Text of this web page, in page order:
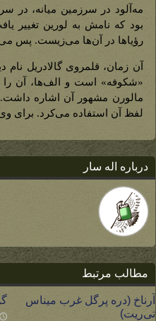
مه‌آلود در سرزمین میانه، در
بود که نامش به لورین تغییر
رؤیاها در آن‌ها می‌زیست. پس
«شکوفه» است و الف‌ها، آن را
مالورن مشهور آن اشاره
لفظ آن استفاده می‌کرد. برای
درباره اله سار
مطالب مرتبط
آرناخ (دره پرگل غرب میناس
تی‌ریت)